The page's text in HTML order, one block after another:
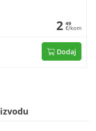
2 49
€/kom
Dodaj